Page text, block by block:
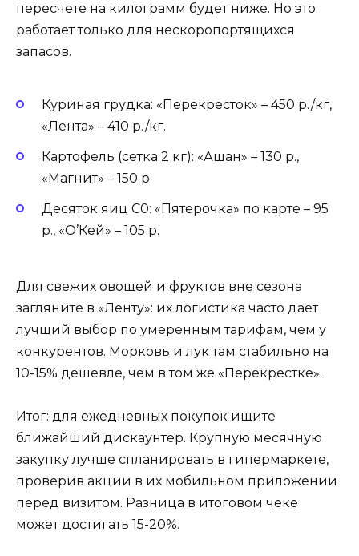
пересчете на килограмм будет ниже. Но это
работает только для нескоропортящихся
запасов.
Куриная грудка: «Перекресток» – 450 р./кг,
«Лента» – 410 р./кг.
Картофель (сетка 2 кг): «Ашан» – 130 р.,
«Магнит» – 150 р.
Десяток яиц С0: «Пятерочка» по карте – 95
р., «О’Кей» – 105 р.
Для свежих овощей и фруктов вне сезона
загляните в «Ленту»: их логистика часто дает
лучший выбор по умеренным тарифам, чем у
конкурентов. Морковь и лук там стабильно на
10-15% дешевле, чем в том же «Перекрестке».
Итог: для ежедневных покупок ищите
ближайший дискаунтер. Крупную месячную
закупку лучше спланировать в гипермаркете,
проверив акции в их мобильном приложении
перед визитом. Разница в итоговом чеке
может достигать 15-20%.